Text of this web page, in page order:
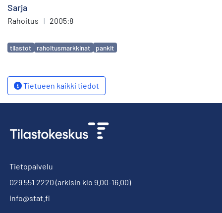
Sarja
Rahoitus | 2005:8
Avainsanat
tilastot rahoitusmarkkinat pankit
Tietueen kaikki tiedot
Tietopalvelu
029 551 2220 (arkisin klo 9.00-16.00)
info@stat.fi